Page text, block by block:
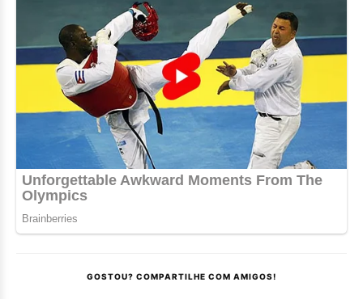
GOSTOU? COMPARTILHE COM AMIGOS!